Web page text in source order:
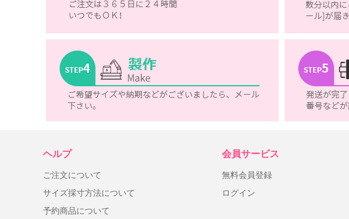
ヘルプ
ご注文について
サイズ採寸方法について
予約商品について
会員サービス
無料会員登録
ログイン